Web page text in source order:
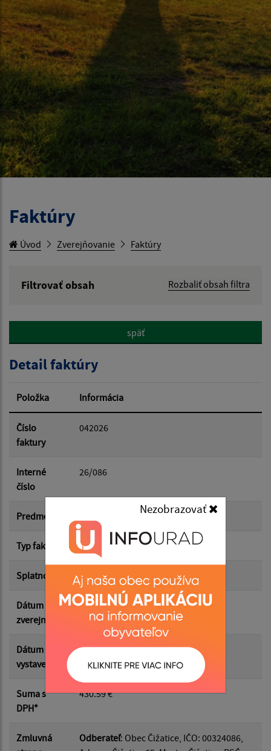
Nezobrazovať
Faktúry
Úvod Zverejňovanie Faktúry
Filtrovať obsah
Rozbaliť obsah filtra
Hľadať v:
Dátum od:
Dátum do:
Suma od:
Suma do:
Filtrovať Reset
späť
Detail faktúry
Položka Informácia
Číslo
faktury
042026
Interné
číslo
26/086
Predmet dodaný tovar MŠ 4/2026
Typ faktúry odberateľská
Splatnosť 14.05.2026
Dátum
zverejnenia
12.05.2026
Dátum
vystavenia
07.05.2026
Suma s
DPH*
430.59 €
Zmluvná
Odberateľ: Obec Čižatice, IČO: 00324086,